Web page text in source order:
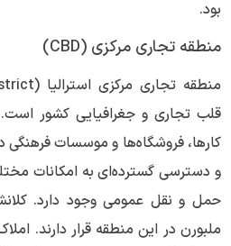
بود.
منطقه تجاری مرکزی (CBD)
قلب تجاری و جغرافیایی کشور
کارها، فروشگاه‌ها و موسسات فرهنگی
و دسترسی گسترده‌ای به امکانات
حمل و نقل عمومی وجود دارد.
ملبورن در این منطقه قرار دارند.